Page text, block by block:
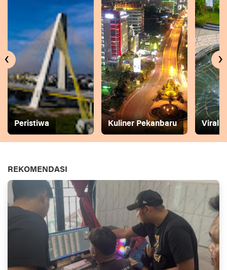
Peristiwa Kuliner Pekanbaru Viral
‹ ›
REKOMENDASI